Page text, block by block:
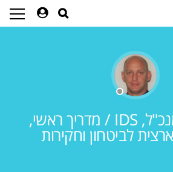
איתי לוין | מנכ"ל, IDS / מדריך ראשי,
לביטחון וחקירות